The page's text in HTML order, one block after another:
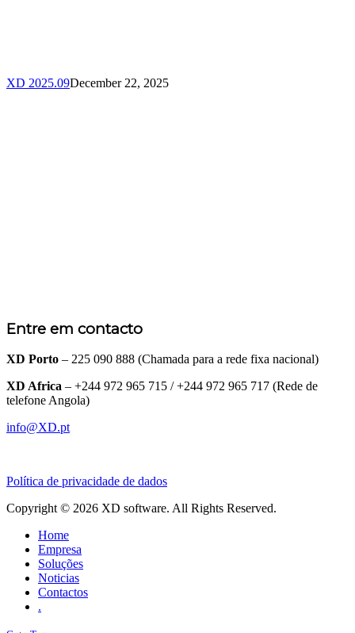
XD 2025.09December 22, 2025
Entre em contacto
XD Porto – 225 090 888 (Chamada para a rede fixa nacional)
XD Africa – +244 972 965 715 / +244 972 965 717 (Rede de
telefone Angola)
info@XD.pt
Política de privacidade de dados
Copyright © 2026 XD software. All Rights Reserved.
Home
Empresa
Soluções
Noticias
Contactos
.